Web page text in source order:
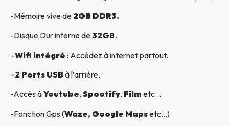
-Mémoire vive de 2GB DDR3.
-Disque Dur interne de32GB.
–Wifi intégré : Accédez à internet partout.
–2 Ports USBà l’arrière.
-Accès àYoutube, Spootify, Film etc…
-Fonction Gps (Waze, Google Mapsetc…)